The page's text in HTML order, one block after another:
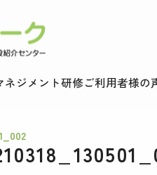
ネジメント研修ご利用者様の